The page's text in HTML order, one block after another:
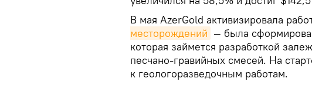
В мая AzerGold активизировала
месторождений — была
которая займется разработкой
песчано‑гравийных смесей. На
к геологоразведочным работам.